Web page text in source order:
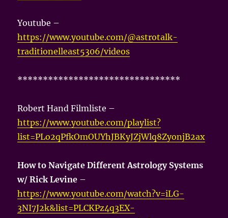
Youtube –
https://www.youtube.com/@astrotalk-
traditionelleast5306/videos
********************************
Robert Hand Filmliste –
https://www.youtube.com/playlist?
list=PLo2qPfkOmOUYhJBKyJZjWlq8ZyonjB2ax
How to Navigate Different Astrology Systems
w/ Rick Levine –
https://www.youtube.com/watch?v=iLG-
3NI7J2k&list=PLCKPz4q3EX-